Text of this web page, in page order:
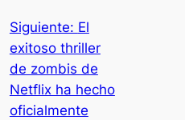
Siguiente: El
exitoso thriller
de zombis de
Netflix ha hecho
oficialmente